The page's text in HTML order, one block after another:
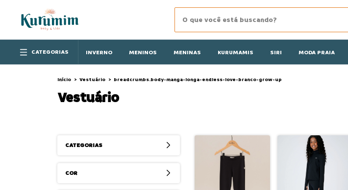
CATEGORIAS INVERNO MENINOS MENINAS KURUMAMIS SIRI MODA PRAIA
Início > Vestuário > breadcrumbs.body-manga-longa-endless-love-branco-grow-up
Vestuário
CATEGORIAS
COR